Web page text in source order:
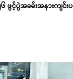
ဖွင့်ပွဲအခမ်းအနားကျင်းပ